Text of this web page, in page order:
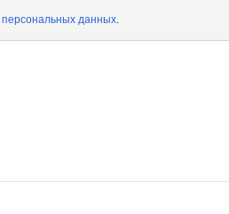
персональных данных.